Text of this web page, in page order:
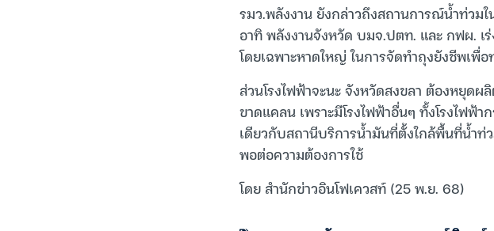
รมว.พลังงาน ยังกล่าวถึงสถานการณ์น้ำท่วมใ
อาทิ พลังงานจังหวัด บมจ.ปตท. และ กฟผ.
โดยเฉพาะหาดใหญ่ ในการจัดทำถุงยังชีพเพื่
ส่วนโรงไฟฟ้าจะนะ จังหวัดสงขลา ต้องหยุด
ขาดแคลน เพราะมีโรงไฟฟ้าอื่นๆ ทั้งโรงไฟฟ้
เดียวกับสถานีบริการน้ำมันที่ตั้งใกล้พื้นที่น้ำท่
พอต่อความต้องการใช้
โดย สำนักข่าวอินโฟเควสท์ (25 พ.ย. 68)